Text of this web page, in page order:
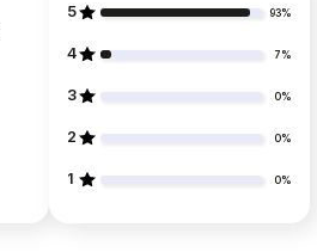
5 93%
4 7%
3 0%
2 0%
1 0%